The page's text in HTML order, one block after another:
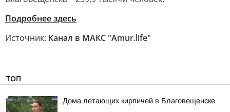
Подробнее здесь
Источник: Канал в МАКС "Аmur.life"
ТОП
Дома летающих кирпичей в Благовещенске